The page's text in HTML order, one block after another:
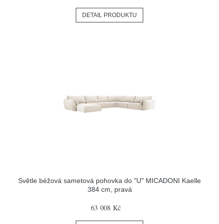
DETAIL PRODUKTU
Světle béžová sametová pohovka do "U" MICADONI Kaelle
384 cm, pravá
63 008 Kč